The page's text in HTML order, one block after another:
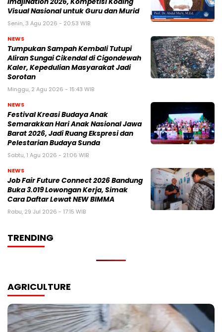
ImajiNation 2026, Kompetisi Koding
Visual Nasional untuk Guru dan Murid
Senin, 3 Agu 2026 - 20:53 WIB
NEWS
Tumpukan Sampah Kembali Tutupi
Aliran Sungai Cikendal di Cigondewah
Kaler, Kepedulian Masyarakat Jadi
Sorotan
Minggu, 2 Agu 2026 - 15:43 WIB
NEWS
Festival Kreasi Budaya Anak
Semarakkan Hari Anak Nasional Jawa
Barat 2026, Jadi Ruang Ekspresi dan
Pelestarian Budaya Sunda
Sabtu, 1 Agu 2026 - 21:06 WIB
NEWS
Job Fair Future Connect 2026 Bandung
Buka 3.019 Lowongan Kerja, Simak
Cara Daftar Lewat NEW BIMMA
Rabu, 29 Jul 2026 - 17:15 WIB
TRENDING
AGRICULTURE